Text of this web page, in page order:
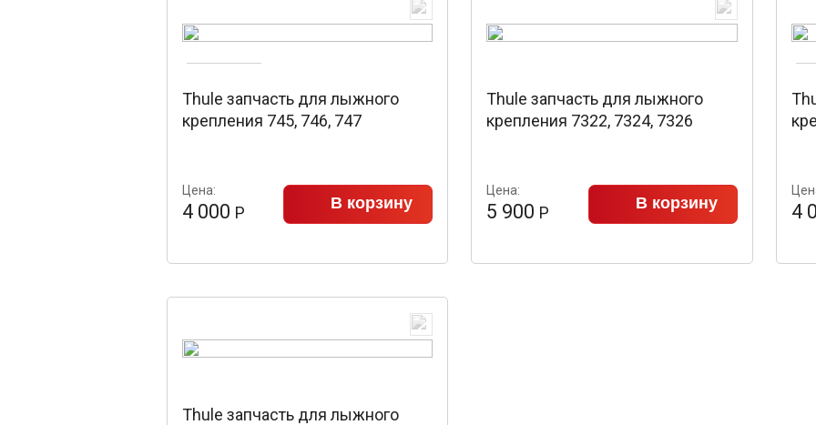
Thule запчасть для лыжного
крепления 745, 746, 747
Цена:
4 000 Р В корзину
Thule запчасть для лыжного
крепления 7322, 7324, 7326
Цена:
5 900 Р В корзину 4
Thule запчасть для лыжного